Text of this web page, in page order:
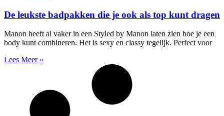
De leukste badpakken die je ook als top kunt dragen
Manon heeft al vaker in een Styled by Manon laten zien hoe je een
body kunt combineren. Het is sexy en classy tegelijk. Perfect voor
Lees Meer »